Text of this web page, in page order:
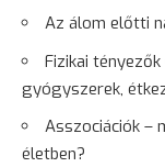
Az álom előtti
Fizikai
gyógyszerek,
Asszociációk –
életben?